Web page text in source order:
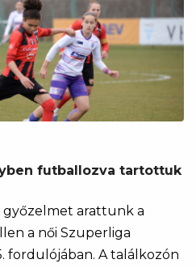
futballozva tartottuk
győzelmet arattunk a
a női Szuperliga
fordulójában. A találkozón